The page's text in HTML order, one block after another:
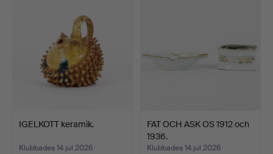
IGELKOTT keramik.
Klubbades 14 jul 2026
FAT OCH ASK OS 1912 och
1936.
Klubbades 14 jul 2026